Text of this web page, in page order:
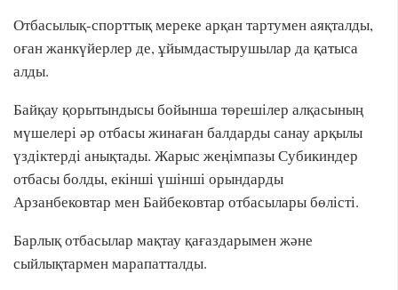
Отбасылық-спорттық мереке арқан тартумен аяқталды,
оған жанкүйерлер де, ұйымдастырушылар да қатыса
алды.
Байқау қорытындысы бойынша төрешілер алқасының
мүшелері әр отбасы жинаған балдарды санау арқылы
үздіктерді анықтады. Жарыс жеңімпазы Субикиндер
отбасы болды, екінші үшінші орындарды
Арзанбековтар мен Байбековтар отбасылары бөлісті.
Барлық отбасылар мақтау қағаздарымен және
сыйлықтармен марапатталды.